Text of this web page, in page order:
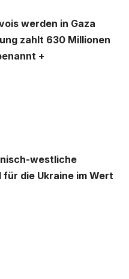
werden in Gaza
zahlt 630 Millionen
+
westliche
die Ukraine im Wert